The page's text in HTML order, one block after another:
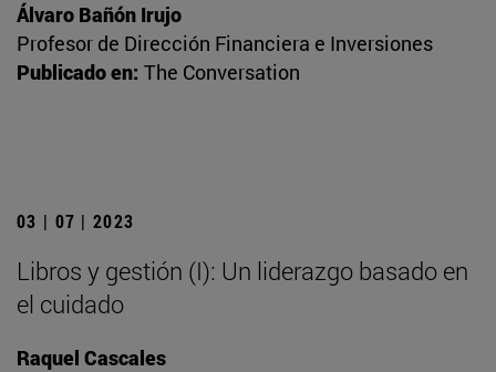
Álvaro Bañón Irujo
Profesor de Dirección Financiera e Inversiones
Publicado en: The Conversation
03 | 07 | 2023
Libros y gestión (I): Un liderazgo basado en
el cuidado
Raquel Cascales